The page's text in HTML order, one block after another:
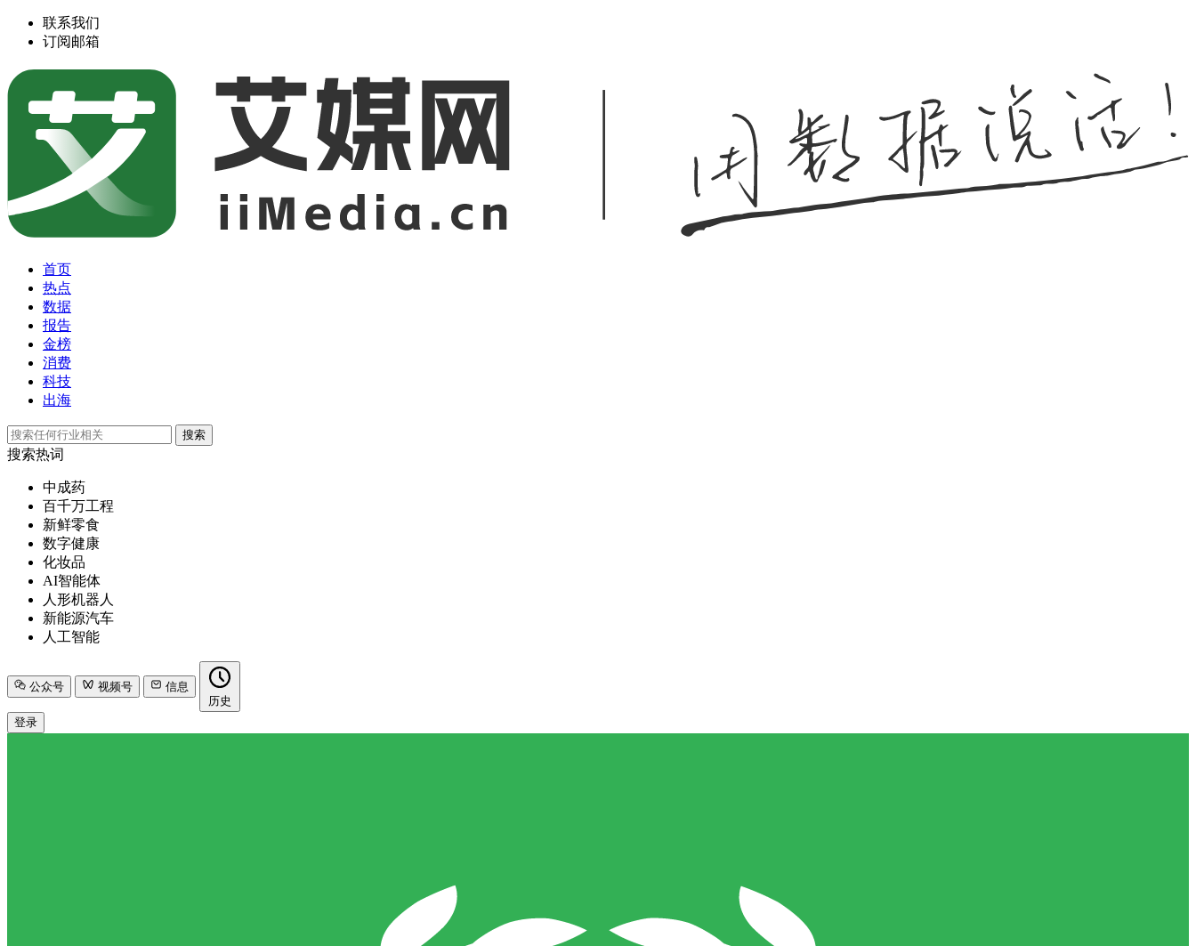
联系我们
订阅邮箱
首页
热点
数据
报告
金榜
消费
科技
出海
搜索
搜索热词
中成药
百千万工程
新鲜零食
数字健康
化妆品
AI智能体
人形机器人
新能源汽车
人工智能
公众号 视频号
信息
历史
登录